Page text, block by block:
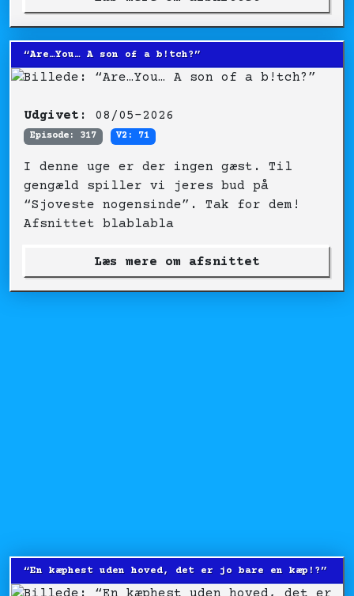
“Are…You… A son of a b!tch?”
Udgivet: 08/05-2026
Episode: 317 V2: 71
I denne uge er der ingen gæst. Til
gengæld spiller vi jeres bud på
“Sjoveste nogensinde”. Tak for dem!
Afsnittet blablabla
Læs mere om afsnittet
“En kæphest uden hoved, det er jo bare en kæp!?”